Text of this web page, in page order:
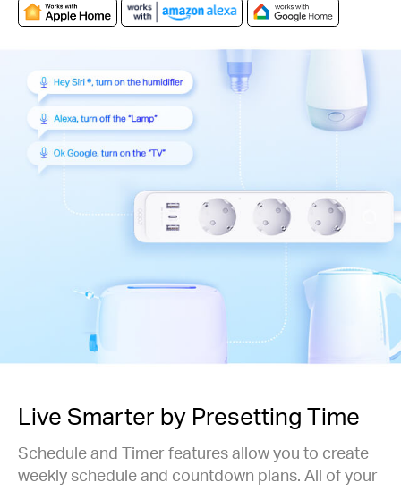
Live Smarter by Presetting Time
Schedule and Timer features allow you to create
weekly schedule and countdown plans. All of your